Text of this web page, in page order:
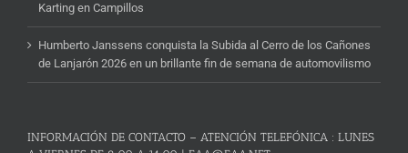
Karting en Campillos
Humberto Janssens conquista la Subida al Cerro de los Cañones
de Lanjarón 2026 en un brillante fin de semana de automovilismo
INFORMACIÓN DE CONTACTO – ATENCIÓN TELEFÓNICA : LUNES